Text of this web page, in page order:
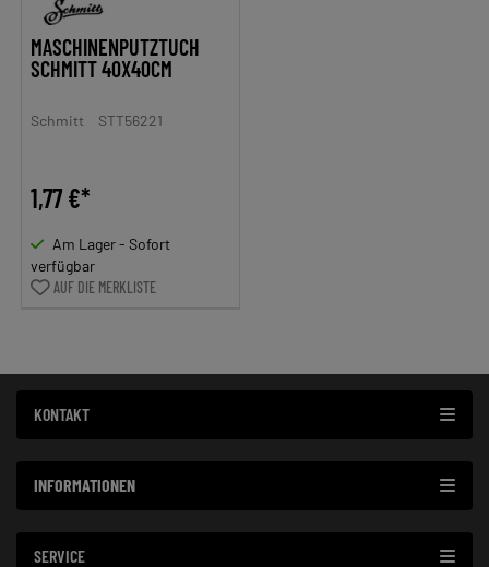
MASCHINENPUTZTUCH
SCHMITT 40X40CM
Schmitt STT56221
1,77 €*
Am Lager - Sofort
verfügbar
AUF DIE MERKLISTE
KONTAKT
INFORMATIONEN
SERVICE